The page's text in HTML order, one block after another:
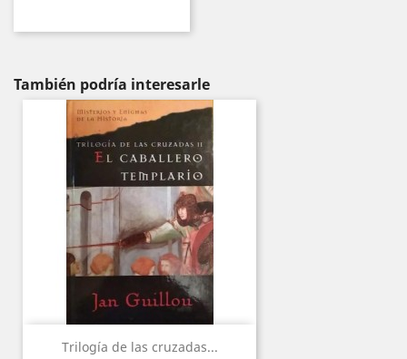
También podría interesarle
Trilogía de las cruzadas...